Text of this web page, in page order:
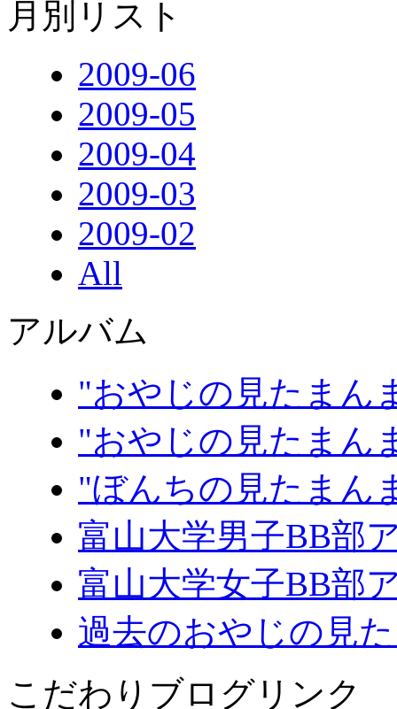
月別リスト
2009-06
2009-05
2009-04
2009-03
2009-02
All
アルバム
"おやじの見たまん
"おやじの見たまん
"ぼんちの見たまん
富山大学男子BB部
富山大学女子BB部
過去のおやじの見
こだわりブログリンク